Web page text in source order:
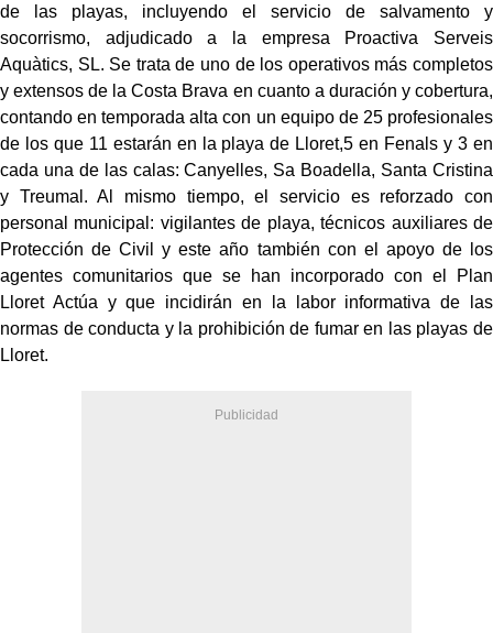
de las playas, incluyendo el servicio de salvamento y
socorrismo, adjudicado a la empresa Proactiva Serveis
Aquàtics, SL. Se trata de uno de los operativos más completos
y extensos de la Costa Brava en cuanto a duración y cobertura,
contando en temporada alta con un equipo de 25 profesionales
de los que 11 estarán en la playa de Lloret,5 en Fenals y 3 en
cada una de las calas: Canyelles, Sa Boadella, Santa Cristina
y Treumal. Al mismo tiempo, el servicio es reforzado con
personal municipal: vigilantes de playa, técnicos auxiliares de
Protección de Civil y este año también con el apoyo de los
agentes comunitarios que se han incorporado con el Plan
Lloret Actúa y que incidirán en la labor informativa de las
normas de conducta y la prohibición de fumar en las playas de
Lloret.